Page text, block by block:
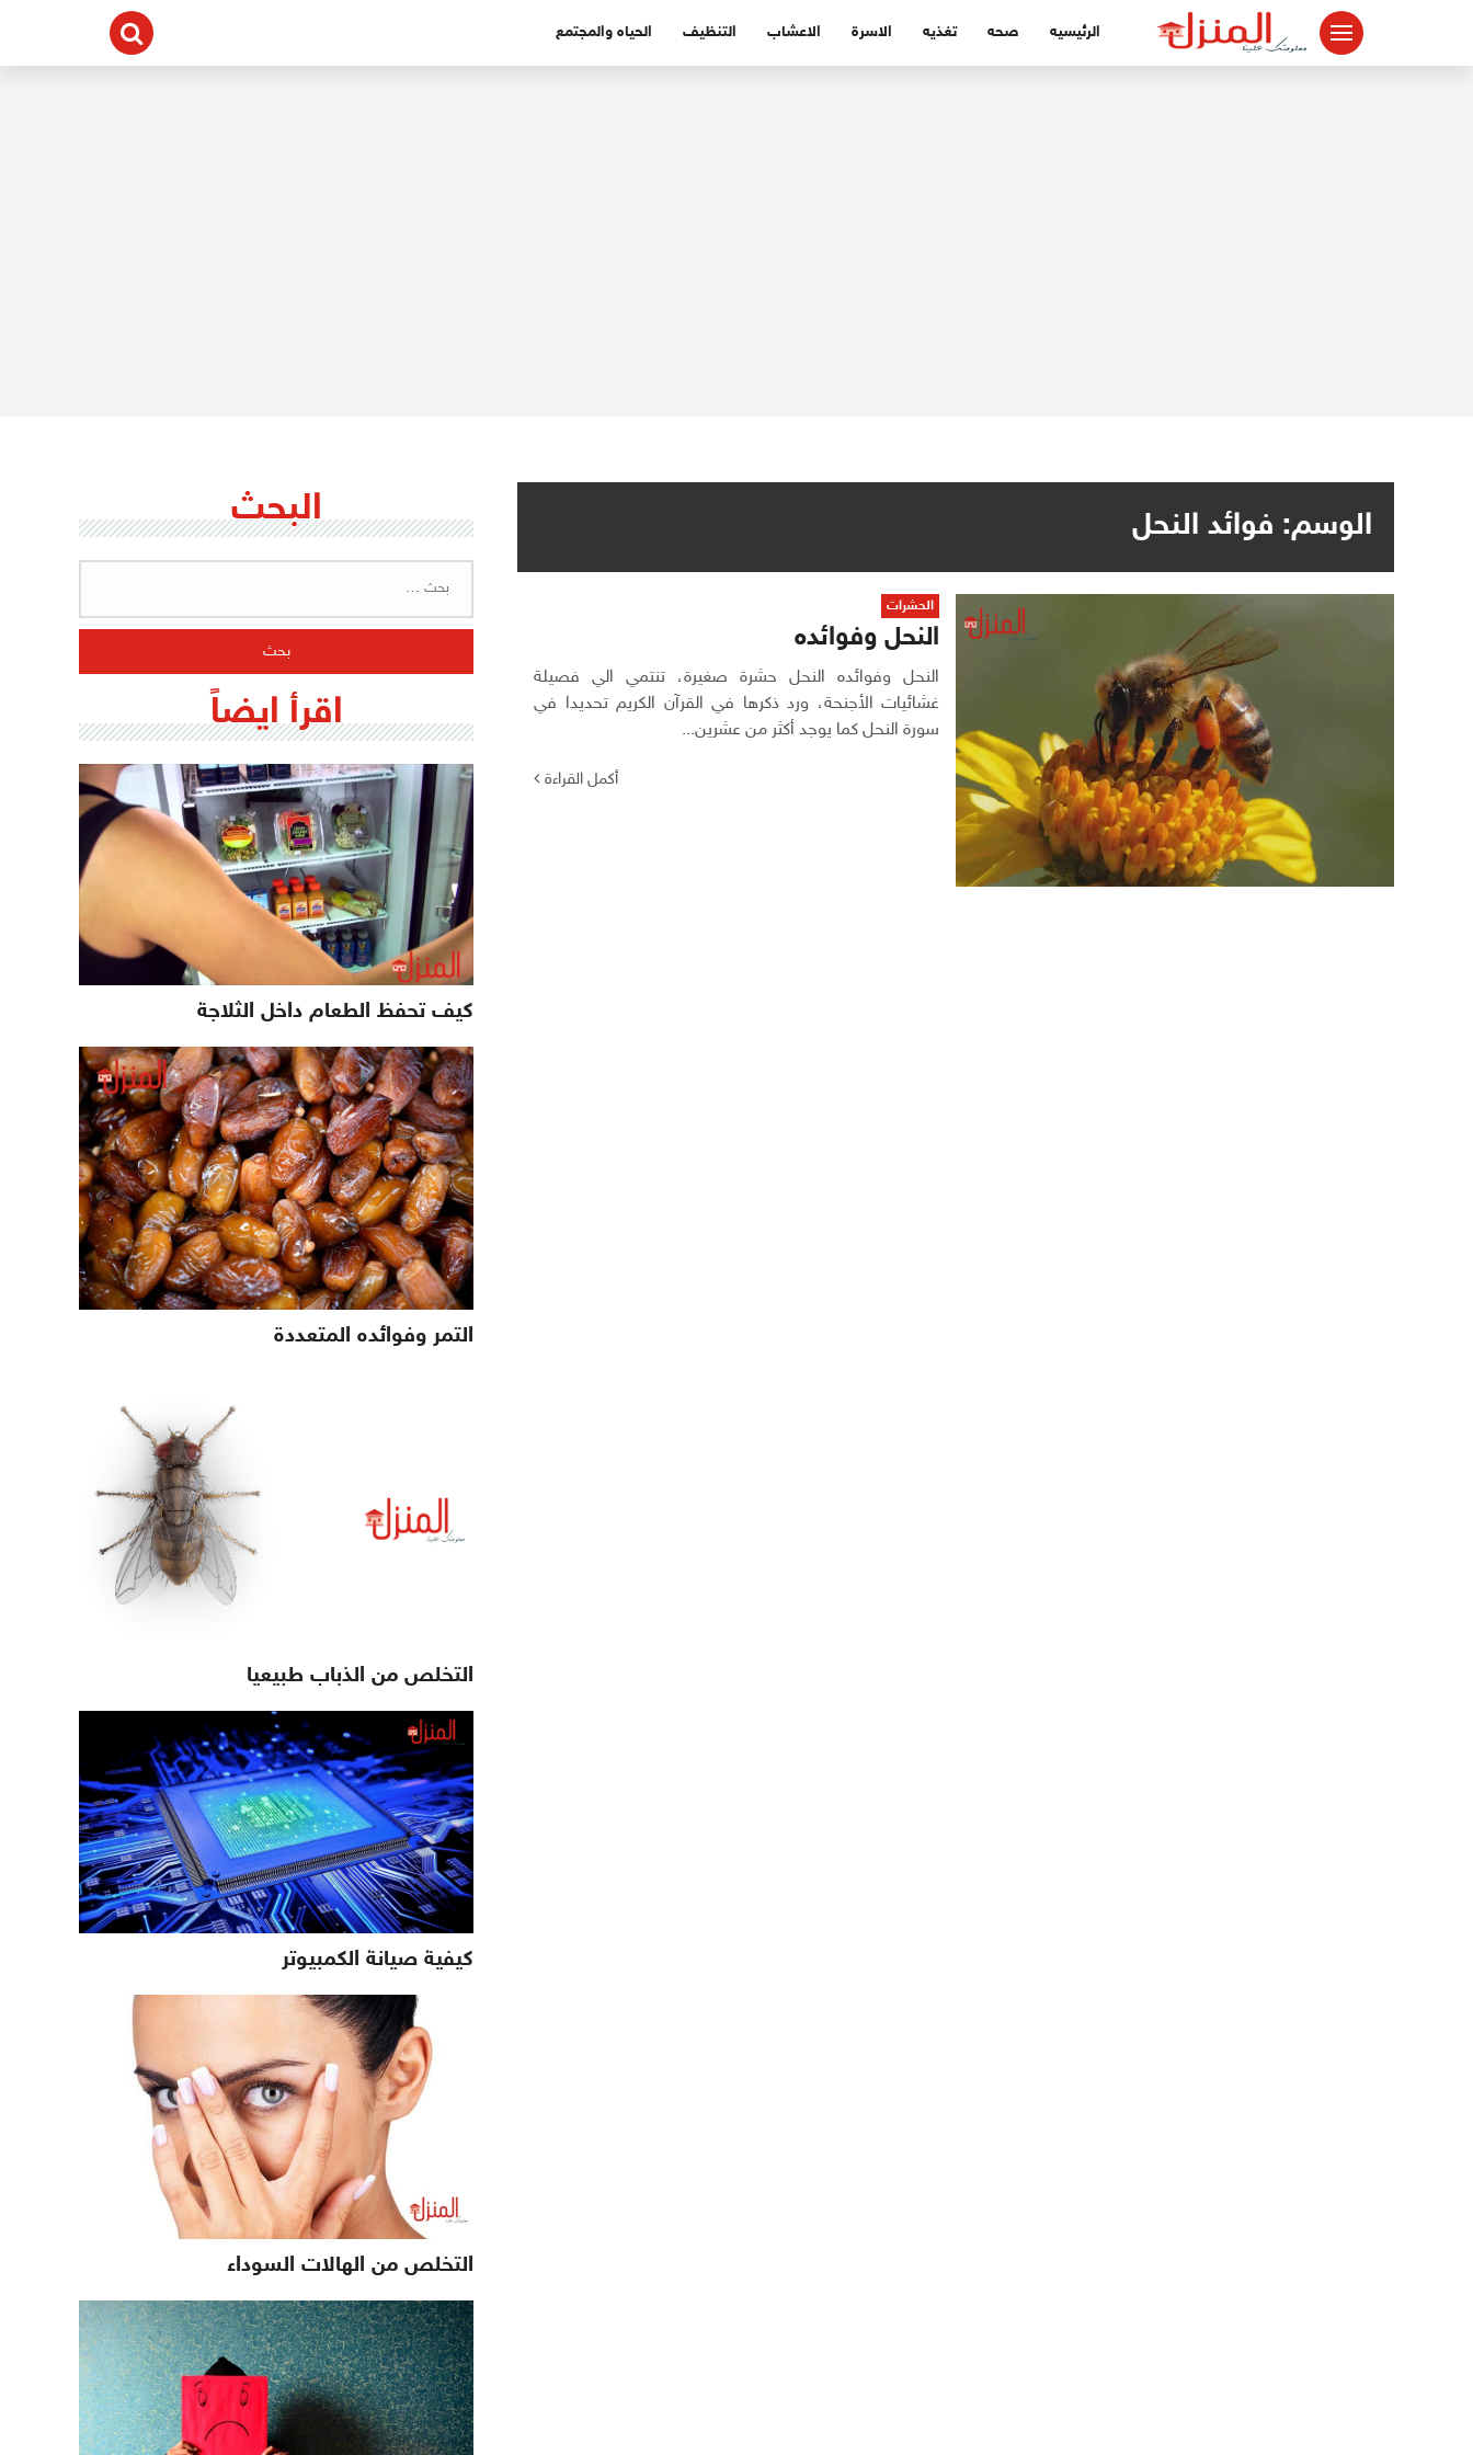
الرئيسيه صحه تغذيه الاسرة الاعشاب التنظيف الحياه والمجتمع
الوسم: فوائد النحل
الحشرات
النحل وفوائده
النحل وفوائده النحل حشرة صغيرة، تنتمي الي فصيلة
غشائيات الأجنحة، ورد ذكرها في القرآن الكريم تحديدا في
سورة النحل كما يوجد أكثر من عشرين...
أكمل القراءة
البحث
اقرأ ايضاً
كيف تحفظ الطعام داخل الثلاجة
التمر وفوائده المتعددة
التخلص من الذباب طبيعيا
كيفية صيانة الكمبيوتر
التخلص من الهالات السوداء